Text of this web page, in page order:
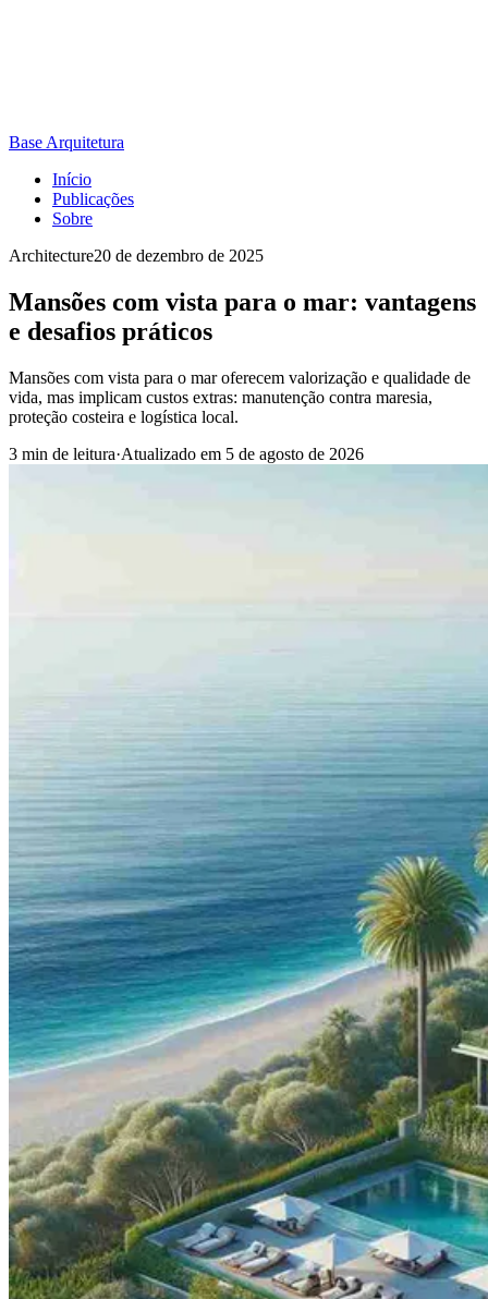
Base Arquitetura
Início
Publicações
Sobre
Architecture20 de dezembro de 2025
Mansões com vista para o mar: vantagens
e desafios práticos
Mansões com vista para o mar oferecem valorização e qualidade de
vida, mas implicam custos extras: manutenção contra maresia,
proteção costeira e logística local.
3 min de leitura·Atualizado em 5 de agosto de 2026